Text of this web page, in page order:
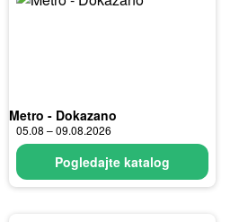
Metro - Dokazano
05.08 – 09.08.2026
Pogledajte katalog